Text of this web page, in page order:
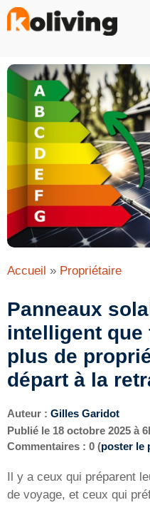
Aller
Accueil » Propriétaire
Panneaux
intelligent que
plus de
départ à la
Auteur : Gilles Garidot
Publié le 18 octobre 2025 à
Commentaires : 0 (poster le
Il y a ceux qui préparent
de voyage, et ceux qui